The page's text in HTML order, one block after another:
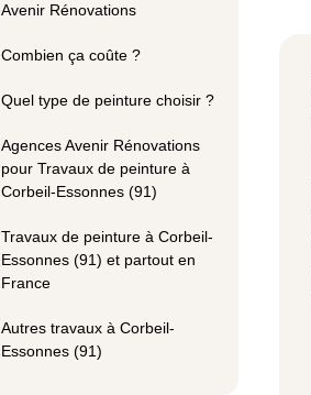
Avenir Rénovations
Combien ça coûte ?
Quel type de peinture choisir ?
Agences Avenir Rénovations
pour Travaux de peinture à
Corbeil-Essonnes (91)
Travaux de peinture à Corbeil-
Essonnes (91) et partout en
France
Autres travaux à Corbeil-
Essonnes (91)